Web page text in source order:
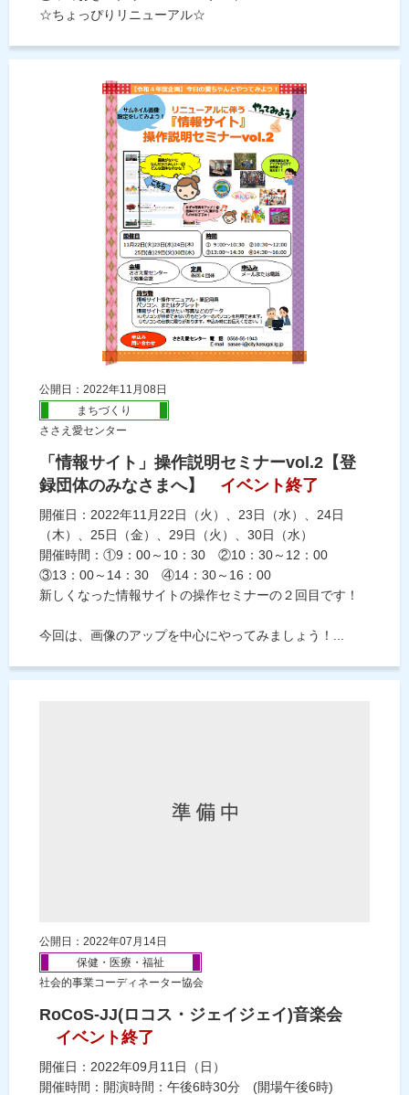
☆ちょっぴりリニューアル☆
公開日：2022年11月08日
まちづくり
ささえ愛センター
「情報サイト」操作説明セミナーvol.2【登
録団体のみなさまへ】
イベント終了
開催日：2022年11月22日（火）、23日（水）、24日
（木）、25日（金）、29日（火）、30日（水）
開催時間：①9：00～10：30 ②10：30～12：00
③13：00～14：30 ④14：30～16：00
新しくなった情報サイトの操作セミナーの２回目です！
今回は、画像のアップを中心にやってみましょう！...
公開日：2022年07月14日
保健・医療・福祉
社会的事業コーディネーター協会
RoCoS-JJ(ロコス・ジェイジェイ)音楽会
イベント終了
開催日：2022年09月11日（日）
開催時間：開演時間：午後6時30分 (開場午後6時)